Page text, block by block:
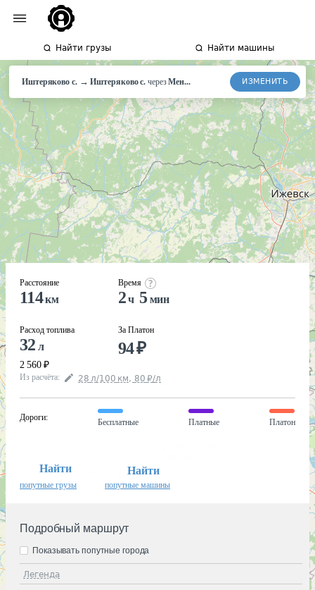
Найти грузы Найти машины
Иштеряково с.→Иштеряковос. через Мен... ИЗМЕНИТЬ
Расстояние
114км
Расход топлива
32 л
2 560 ₽
Время
2 ч 5 мин
За Платон
94₽
Из расчёта: 28 л/100 км, 80 ₽/л
Дороги:
Бесплатные Платные Платон
Найти
попутные грузы
Найти
попутные машины
Подробный маршрут
Легенда
Показывать попутные города